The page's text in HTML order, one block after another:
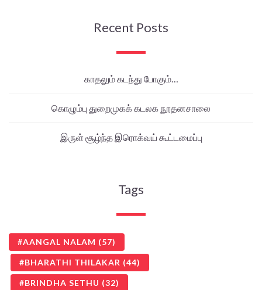
Recent Posts
காதலும் கடந்து போகும்…
கொழும்பு துறைமுகக் கடலக நூதனசாலை
இருள் சூழ்ந்த இரொக்வய் கூட்டமைப்பு
Tags
AANGAL NALAM (57)
BHARATHI THILAKAR (44)
BRINDHA SETHU (32)